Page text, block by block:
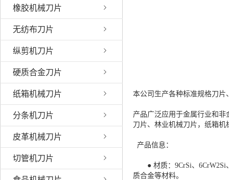
橡胶机械刀片
无纺布刀片
纵剪机刀片
硬质合金刀片
纸箱机械刀片
分条机刀片
皮革机械刀片
切管机刀片
本公司生产各种标准规格刀
产品广泛应用于金属行业和
刀片、林业机械刀片，纸箱
产品信息：
● 材质：9CrSi、6CrW2Si、
质合金等材料。